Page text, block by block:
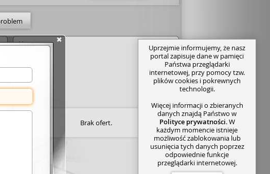
Kup
Brak ofert.
Uprzejmie informujemy, że nasz
portal zapisuje dane w pamięci
Państwa przeglądarki
internetowej, przy pomocy tzw.
plików cookies i pokrewnych
technologii.
Więcej informacji o zbieranych
danych znajdą Państwo w
Polityce prywatności. W
każdym momencie istnieje
możliwość zablokowania lub
usunięcia tych danych poprzez
odpowiednie funkcje
przeglądarki internetowej.